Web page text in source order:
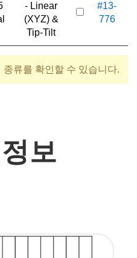
- Linear
(XYZ) &
Tip-Tilt
#13-
776
류를 확인할 수 있습니다.
보